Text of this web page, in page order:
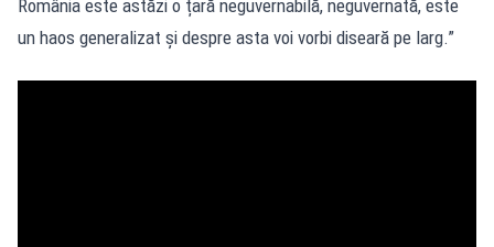
România este astăzi o țară neguvernabilă, neguvernată, este
un haos generalizat și despre asta voi vorbi diseară pe larg.”